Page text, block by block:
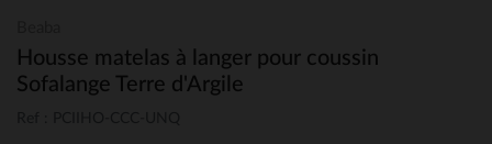
Housse matelas à langer pour coussin
Sofalange Terre d'Argile